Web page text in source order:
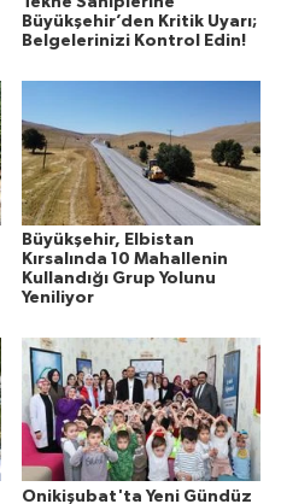
Büyükşehir’den Kritik Uyarı;
Belgelerinizi Kontrol Edin!
Büyükşehir, Elbistan
Kırsalında 10 Mahallenin
Kullandığı Grup Yolunu
Yeniliyor
Onikişubat'ta Yeni Gündüz